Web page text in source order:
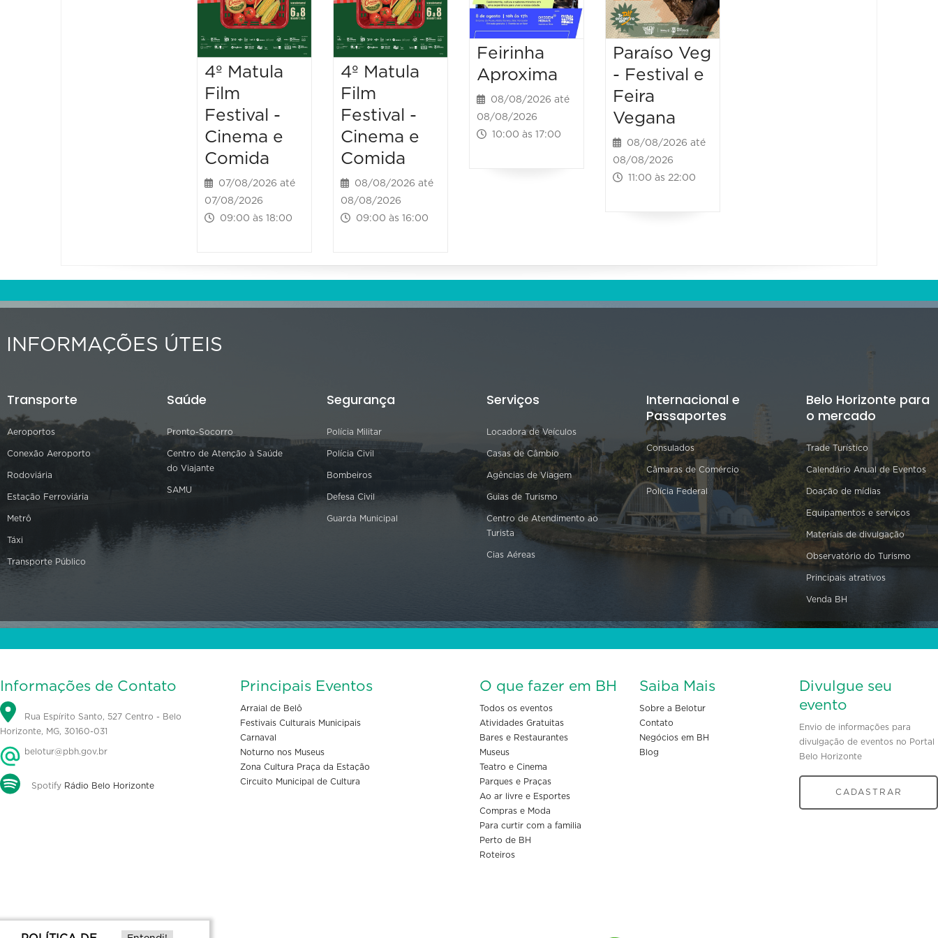
4º Matula
Film
Festival -
Cinema e
Comida
07/08/2026 até
07/08/2026
09:00 às 18:00
4º Matula
Film
Festival -
Cinema e
Comida
08/08/2026 até
08/08/2026
09:00 às 16:00
Feirinha
Aproxima
08/08/2026 até
08/08/2026
10:00 às 17:00
Paraíso Veg
- Festival e
Feira
Vegana
08/08/2026 até
08/08/2026
11:00 às 22:00
INFORMAÇÕES ÚTEIS
Transporte
Aeroportos
Conexão Aeroporto
Rodoviária
Estação Ferroviária
Metrô
Táxi
Transporte Público
Saúde
Pronto-Socorro
Centro de Atenção à Saúde
do Viajante
SAMU
Segurança
Polícia Militar
Polícia Civil
Bombeiros
Defesa Civil
Guarda Municipal
Serviços
Locadora de Veículos
Casas de Câmbio
Agências de Viagem
Guias de Turismo
Centro de Atendimento ao
Turista
Cias Aéreas
Internacional e
Passaportes
Consulados
Câmaras de Comércio
Polícia Federal
Belo Horizonte para
o mercado
Trade Turístico
Calendário Anual de Eventos
Doação de mídias
Equipamentos e serviços
Materiais de divulgação
Observatório do Turismo
Principais atrativos
Venda BH
Informações de Contato
Rua Espírito Santo, 527 Centro - Belo
Horizonte, MG, 30160-031
belotur@pbh.gov.br
Spotify Rádio Belo Horizonte
Principais Eventos
Arraial de Belô
Festivais Culturais Municipais
Carnaval
Noturno nos Museus
Zona Cultura Praça da Estação
Circuito Municipal de Cultura
O que fazer em BH
Todos os eventos
Atividades Gratuitas
Bares e Restaurantes
Museus
Teatro e Cinema
Parques e Praças
Ao ar livre e Esportes
Compras e Moda
Para curtir com a familia
Perto de BH
Roteiros
Saiba Mais
Sobre a Belotur
Contato
Negócios em BH
Blog
Divulgue seu
evento
Envio de informações para
divulgação de eventos no Portal
Belo Horizonte
CADASTRAR